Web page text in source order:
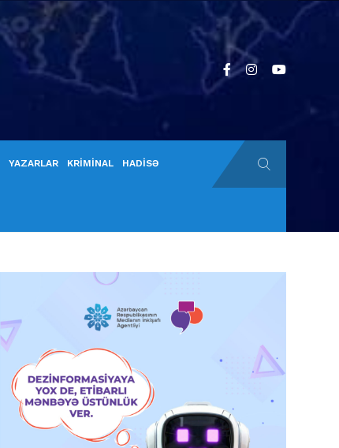
YAZARLAR KRİMİNAL HADİSƏ